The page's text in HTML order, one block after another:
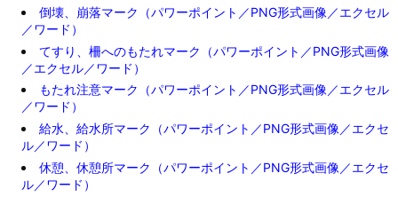
倒壊、崩落マーク（パワーポイント／PNG形式画像／エクセル
／ワード）
てすり、柵へのもたれマーク（パワーポイント／PNG形式画像
／エクセル／ワード）
もたれ注意マーク（パワーポイント／PNG形式画像／エクセル
／ワード）
給水、給水所マーク（パワーポイント／PNG形式画像／エクセ
ル／ワード）
休憩、休憩所マーク（パワーポイント／PNG形式画像／エクセ
ル／ワード）